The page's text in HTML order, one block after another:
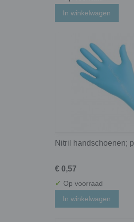
In winkelwagen
Nitril handschoenen;
€ 0,57
✓ Op voorraad
In winkelwagen